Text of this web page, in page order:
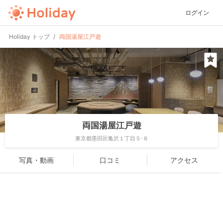
ログイン
Holiday トップ 両国湯屋江戸遊
両国湯屋江戸遊
東京都墨田区亀沢１丁目５-８
写真・動画 口コミ アクセス